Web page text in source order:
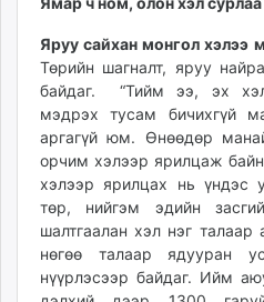
ikon.mn
mnb.mn
Livetv.mn
Eguur.mn
24tsag.mn
shuud.mn
eagle.mn
ergelt.mn
zarig.mn
zuv.mn
Яруу сайхан монгол хэлээ
Төрийн шагналт, яруу
байдаг. “Тийм ээ, эх
мэдрэх тусам бичихгүй
аргагүй юм. Өнөөдөр
орчим хэлээр ярилцаж
хэлээр ярилцах нь үндэс
төр, нийгэм эдийн
шалтгаалан хэл нэг
нөгөө талаар ядууран
нүүрлэсээр байдаг. Ийм